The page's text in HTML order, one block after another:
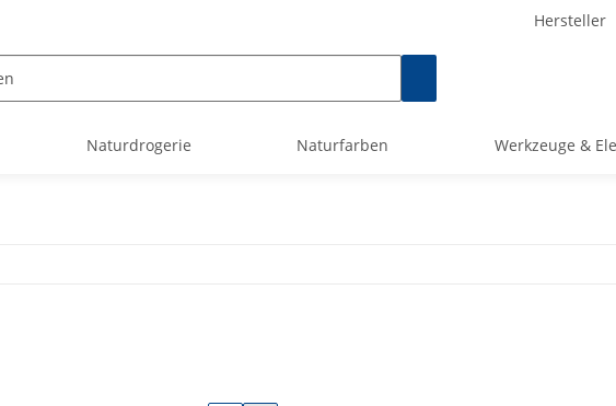
Hersteller
Naturdrogerie Naturfarben Werkzeuge &